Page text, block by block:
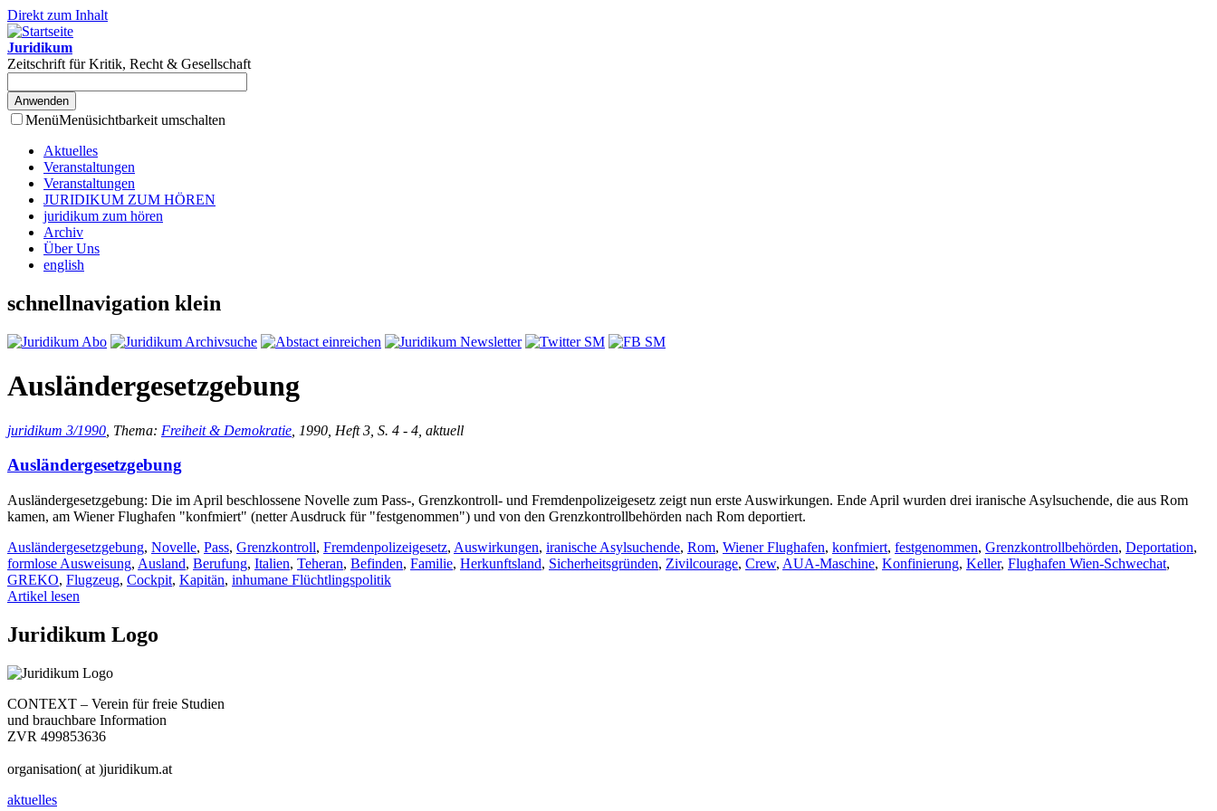
Direkt zum Inhalt
Juridikum
Zeitschrift für Kritik, Recht & Gesellschaft
MenüMenüsichtbarkeit umschalten
Aktuelles
Veranstaltungen
Veranstaltungen
JURIDIKUM ZUM HÖREN
juridikum zum hören
Archiv
Über Uns
english
schnellnavigation klein
Ausländergesetzgebung
juridikum 3/1990 , Thema: Freiheit & Demokratie , 1990, Heft 3, S. 4 - 4, aktuell
Ausländergesetzgebung
Ausländergesetzgebung: Die im April beschlossene Novelle zum Pass-, Grenzkontroll- und Fremdenpolizeigesetz zeigt nun erste Auswirkungen. Ende April wurden drei iranische Asylsuchende, die aus Rom
kamen, am Wiener Flughafen "konfmiert" (netter Ausdruck für "festgenommen") und von den Grenzkontrollbehörden nach Rom deportiert.
Ausländergesetzgebung, Novelle, Pass, Grenzkontroll, Fremdenpolizeigesetz, Auswirkungen, iranische Asylsuchende, Rom, Wiener Flughafen, konfmiert, festgenommen, Grenzkontrollbehörden, Deportation,
formlose Ausweisung, Ausland, Berufung, Italien, Teheran, Befinden, Familie, Herkunftsland, Sicherheitsgründen, Zivilcourage, Crew, AUA-Maschine, Konfinierung, Keller, Flughafen Wien-Schwechat,
GREKO, Flugzeug, Cockpit, Kapitän, inhumane Flüchtlingspolitik
Artikel lesen
Juridikum Logo
CONTEXT – Verein für freie Studien
und brauchbare Information
ZVR 499853636
organisation( at )juridikum.at
aktuelles